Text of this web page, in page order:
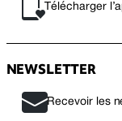
Télécharger
NEWSLETTER
Recevoir les